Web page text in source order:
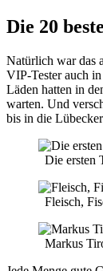
Die 20
Natürlich war das
VIP-Tester auch
Läden hatten in
warten. Und
bis in die
Die ersten
Fleisch,
Markus